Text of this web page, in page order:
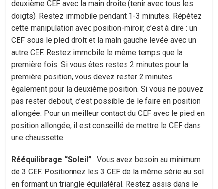
deuxième CEF avec la main droite (tenir avec tous les
doigts). Restez immobile pendant 1-3 minutes. Répétez
cette manipulation avec position-miroir, c’est à dire : un
CEF sous le pied droit et la main gauche levée avec un
autre CEF. Restez immobile le même temps que la
première fois. Si vous êtes restes 2 minutes pour la
première position, vous devez rester 2 minutes
également pour la deuxième position. Si vous ne pouvez
pas rester debout, c’est possible de le faire en position
allongée. Pour un meilleur contact du CEF avec le pied en
position allongée, il est conseillé de mettre le CEF dans
une chaussette.
Rééquilibrage “Soleil” : Vous avez besoin au minimum
de 3 CEF. Positionnez les 3 CEF de la même série au sol
en formant un triangle équilatéral. Restez assis dans le